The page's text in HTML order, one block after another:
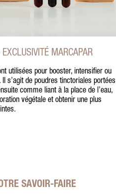
EXCLUSIVITÉ MARCAPAR
utilisées pour booster, intensifier ou
s’agit de poudres tinctoriales
comme liant à la place de l’eau,
végétale et obtenir une plus
SAVOIR-FAIRE